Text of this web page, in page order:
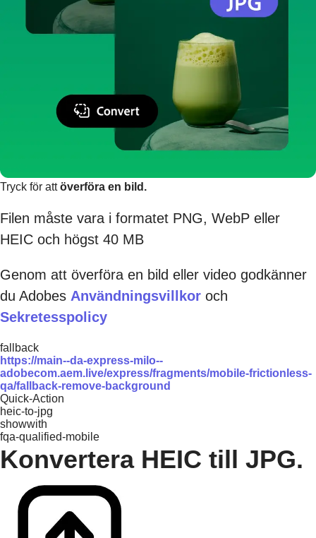
Tryck för attöverföra en bild.
Filen måste vara i formatet PNG, WebP eller
HEIC och högst 40 MB
Genom att överföra en bild eller video godkänner
du Adobes Användningsvillkor och
Sekretesspolicy
fallback
https://main--da-express-milo--
adobecom.aem.live/express/fragments/mobile-frictionless-
qa/fallback-remove-background
Quick-Action
heic-to-jpg
showwith
fqa-qualified-mobile
Konvertera HEIC till JPG.